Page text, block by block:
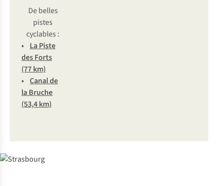
De belles
pistes
cyclables :
• La Piste
des Forts
(77 km)
• Canal de
la Bruche
(53,4 km)